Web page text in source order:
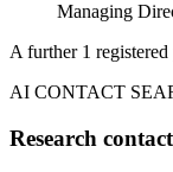
Managing
A further 1
AI CONTACT
Research